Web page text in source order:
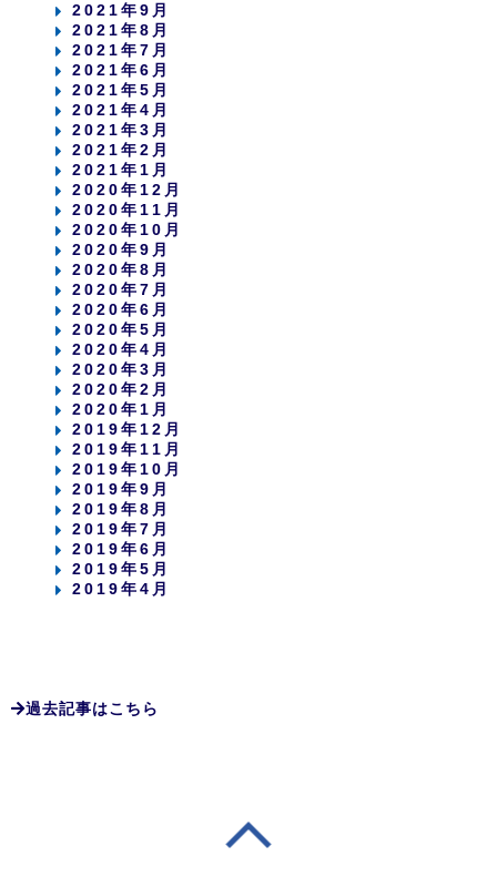
2021年9月
2021年8月
2021年7月
2021年6月
2021年5月
2021年4月
2021年3月
2021年2月
2021年1月
2020年12月
2020年11月
2020年10月
2020年9月
2020年8月
2020年7月
2020年6月
2020年5月
2020年4月
2020年3月
2020年2月
2020年1月
2019年12月
2019年11月
2019年10月
2019年9月
2019年8月
2019年7月
2019年6月
2019年5月
2019年4月
過去記事はこちら